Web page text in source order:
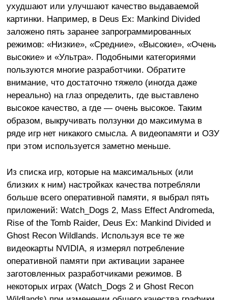
ухудшают или улучшают качество выдаваемой
картинки. Например, в Deus Ex: Mankind Divided
заложено пять заранее запрограммированных
режимов: «Низкие», «Средние», «Высокие», «Очень
высокие» и «Ультра». Подобными категориями
пользуются многие разработчики. Обратите
внимание, что достаточно тяжело (иногда даже
нереально) на глаз определить, где выставлено
высокое качество, а где — очень высокое. Таким
образом, выкручивать ползунки до максимума в
ряде игр нет никакого смысла. А видеопамяти и ОЗУ
при этом используется заметно меньше.
Из списка игр, которые на максимальных (или
близких к ним) настройках качества потребляли
больше всего оперативной памяти, я выбрал пять
приложений: Watch_Dogs 2, Mass Effect Andromeda,
Rise of the Tomb Raider, Deus Ex: Mankind Divided и
Ghost Recon Wildlands. Используя все те же
видеокарты NVIDIA, я измерял потребление
оперативной памяти при активации заранее
заготовленных разработчиками режимов. В
некоторых играх (Watch_Dogs 2 и Ghost Recon